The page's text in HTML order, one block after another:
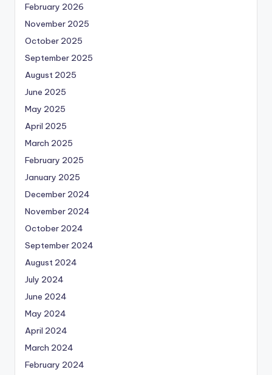
February 2026
November 2025
October 2025
September 2025
August 2025
June 2025
May 2025
April 2025
March 2025
February 2025
January 2025
December 2024
November 2024
October 2024
September 2024
August 2024
July 2024
June 2024
May 2024
April 2024
March 2024
February 2024